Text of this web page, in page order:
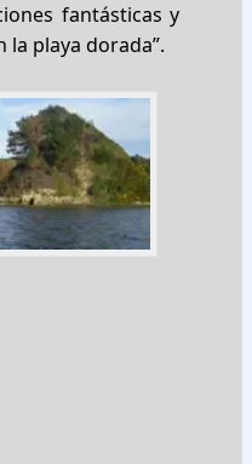
fantásticas y
playa dorada”.